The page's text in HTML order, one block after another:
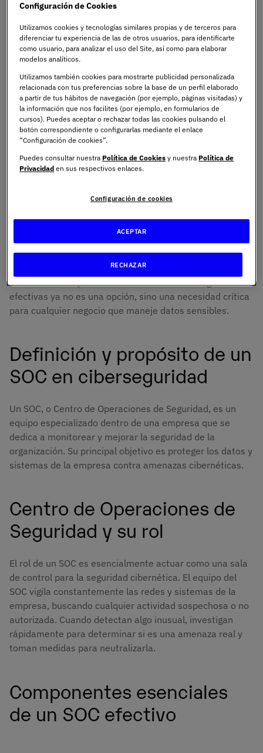
En 2017, la empresa estadounidense Equifax, una de las
agencias de crédito más grandes del mundo, sufrió una
de las brechas de datos más graves de la historia. Los
hackers accedieron a los datos personales de 147
Seguro Social, fechas de nacimiento y más.
los ataques que realizan los ciberdelincuentes. Por esta
razón, empresas de todos los tamaños han intensificado
sus esfuerzos para protegerse contra las amenazas
cibernéticas: implementar medidas de ciberseguridad
efectivas ya no es una opción, sino una necesidad crítica
para cualquier negocio que maneje datos sensibles.
Definición y propósito de un
SOC en ciberseguridad
Un SOC, o Centro de Operaciones de Seguridad, es un
equipo especializado dentro de una empresa que se
dedica a monitorear y mejorar la seguridad de la
organización. Su principal objetivo es proteger los datos y
sistemas de la empresa contra amenazas cibernéticas.
Centro de Operaciones de
Seguridad y su rol
El rol de un SOC es esencialmente actuar como una sala
de control para la seguridad cibernética. El equipo del
SOC vigila constantemente las redes y sistemas de la
empresa, buscando cualquier actividad sospechosa o no
autorizada. Cuando detectan algo inusual, investigan
rápidamente para determinar si es una amenaza real y
toman medidas para neutralizarla.
Componentes esenciales
de un SOC efectivo
Configuración de Cookies
Utilizamos cookies y tecnologías similares propias y de terceros para
diferenciar tu experiencia de las de otros usuarios, para identificarte
como usuario, para analizar el uso del Site, así como para elaborar
modelos analíticos.
Utilizamos también cookies para mostrarte publicidad personalizada
relacionada con tus preferencias sobre la base de un perfil elaborado
a partir de tus hábitos de navegación (por ejemplo, páginas visitadas) y
la información que nos facilites (por ejemplo, en formularios de
cursos). Puedes aceptar o rechazar todas las cookies pulsando el
botón correspondiente o configurarlas mediante el enlace
“Configuración de cookies”.
Puedes consultar nuestra Política de Cookies y nuestra Política de
Privacidad en sus respectivos enlaces.
Configuración de cookies
RECHAZAR
ACEPTAR